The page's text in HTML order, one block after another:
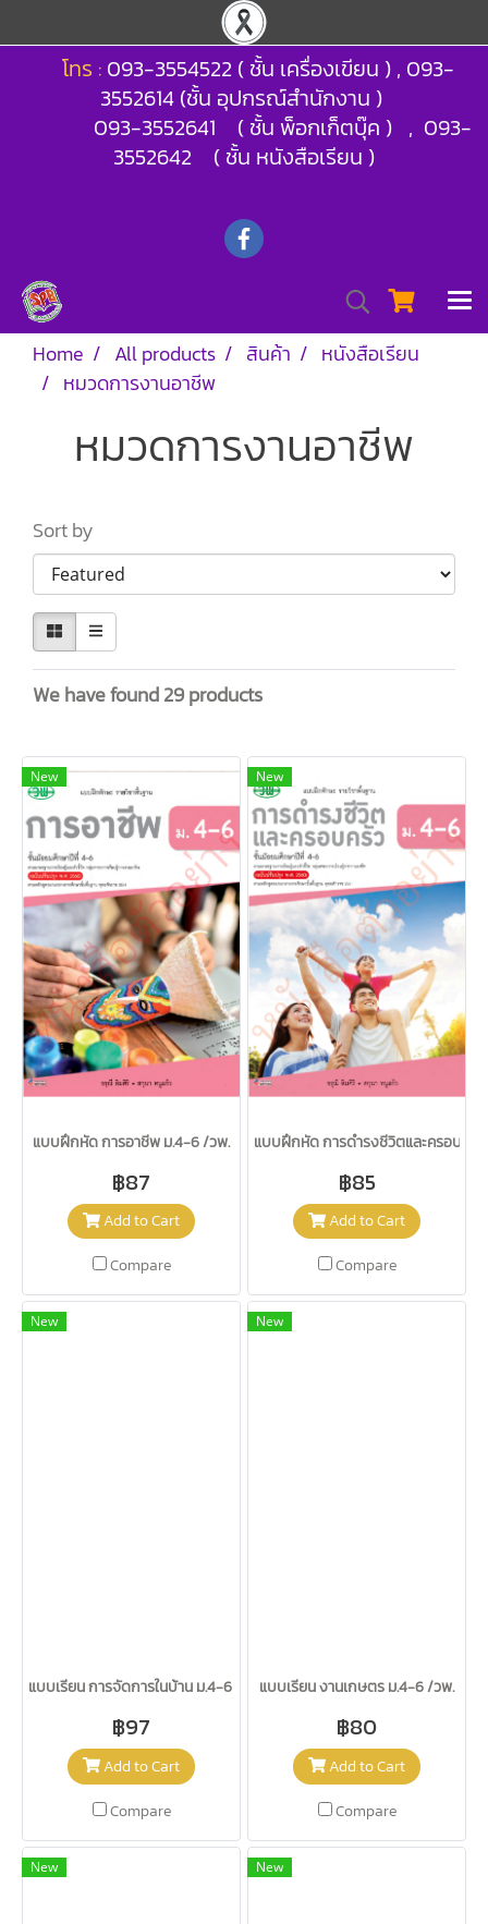
โทร : 093-3554522 ( ชั้น เครื่องเขียน ) , 093-
3552614 (ชั้น อุปกรณ์สำนักงาน )
093-3552641 ( ชั้น พ็อกเก็ตบุ๊ค ) , 093-
3552642 ( ชั้น หนังสือเรียน )
Home All products สินค้า
หนังสือเรียน
หมวดการงานอาชีพ
หมวดการงานอาชีพ
Sort by
We have found 29 products
New
แบบฝึกหัด การอาชีพ ม.4-6 /วพ.
฿87
Add to Cart
Compare
New
แบบฝึกหัด การดำรงชีวิตและครอบครั
฿85
Add to Cart
Compare
New
แบบเรียน การจัดการในบ้าน ม.4-6 /วพ.
฿97
Add to Cart
Compare
New
แบบเรียน งานเกษตร ม.4-6 /วพ.
฿80
Add to Cart
Compare
New New